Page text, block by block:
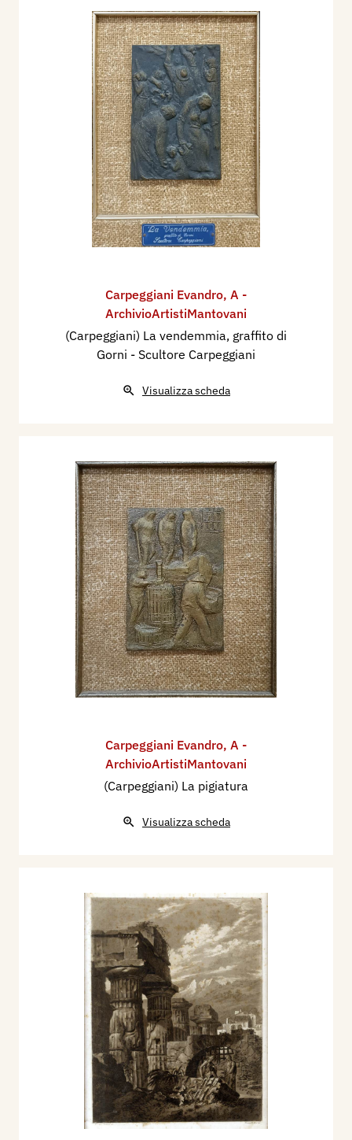
Carpeggiani Evandro, A -
ArchivioArtistiMantovani
(Carpeggiani) La vendemmia, graffito di
Gorni - Scultore Carpeggiani
Visualizza scheda
Carpeggiani Evandro, A -
ArchivioArtistiMantovani
(Carpeggiani) La pigiatura
Visualizza scheda